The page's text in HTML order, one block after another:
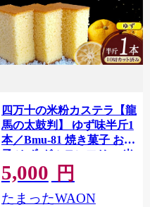
四万十の米粉カステラ【龍
馬の太鼓判】 ゆず味半斤1
本／Bmu-81 焼き菓子 お菓
子 ゆず グルテンフリー 米
粉 カステラ 半斤 ゆず味 ス
イーツ 和菓子 米粉スイー
ツ 米粉菓子
5,000 円
たまったWAON